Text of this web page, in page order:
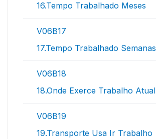
16.Tempo Trabalhado Meses
V06B17
17.Tempo Trabalhado Semanas
V06B18
18.Onde Exerce Trabalho Atual
V06B19
19.Transporte Usa Ir Trabalho